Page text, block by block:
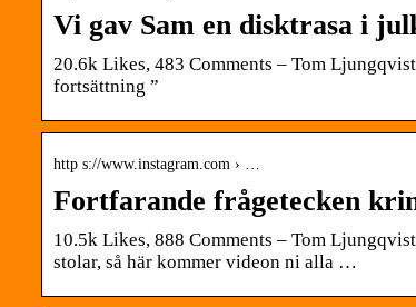
Vi gav Sam en disktrasa i
20.6k Likes, 483 Comments – Tom
fortsättning ”
http s://www.instagram.com › …
Fortfarande frågetecken
10.5k Likes, 888 Comments – Tom
stolar, så här kommer videon ni alla …